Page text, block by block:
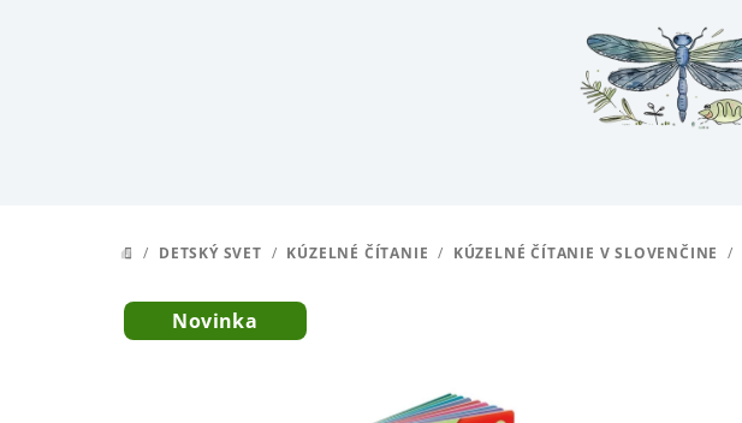
DOMOV
/ DETSKÝ SVET / KÚZELNÉ ČÍTANIE / KÚZELNÉ ČÍTANIE V SLOVENČINE /
Novinka